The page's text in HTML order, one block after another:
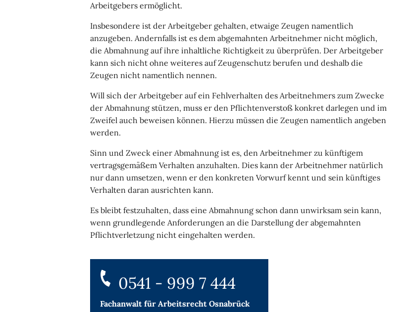
Arbeitgebers ermöglicht.
Insbesondere ist der Arbeitgeber gehalten, etwaige Zeugen namentlich
anzugeben. Andernfalls ist es dem abgemahnten Arbeitnehmer nicht möglich,
die Abmahnung auf ihre inhaltliche Richtigkeit zu überprüfen. Der Arbeitgeber
kann sich nicht ohne weiteres auf Zeugenschutz berufen und deshalb die
Zeugen nicht namentlich nennen.
Will sich der Arbeitgeber auf ein Fehlverhalten des Arbeitnehmers zum Zwecke
der Abmahnung stützen, muss er den Pflichtenverstoß konkret darlegen und im
Zweifel auch beweisen können. Hierzu müssen die Zeugen namentlich angeben
werden.
Sinn und Zweck einer Abmahnung ist es, den Arbeitnehmer zu künftigem
vertragsgemäßem Verhalten anzuhalten. Dies kann der Arbeitnehmer natürlich
nur dann umsetzen, wenn er den konkreten Vorwurf kennt und sein künftiges
Verhalten daran ausrichten kann.
Es bleibt festzuhalten, dass eine Abmahnung schon dann unwirksam sein kann,
wenn grundlegende Anforderungen an die Darstellung der abgemahnten
Pflichtverletzung nicht eingehalten werden.
0541 - 999 7 444
Fachanwalt für Arbeitsrecht Osnabrück